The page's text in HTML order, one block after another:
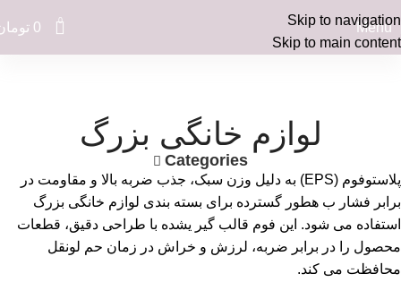
Skip to navigation
Skip to main content
Menu
0
0
لوازم خانگی بزرگ
Categories
پلاستوفوم (EPS) به دلیل وزن سبک، جذب ضربه بالا و مقاومت در
برابر فشار ب هطور گسترده برای بسته بندی لوازم خانگی بزرگ
استفاده می شود. این فوم قالب گیر یشده با طراحی دقیق، قطعات
محصول را در برابر ضربه، لرزش و خراش در زمان حم لونقل
محافظت می کند.